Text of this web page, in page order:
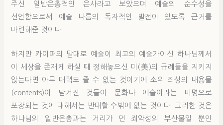
주신 일반은총적인 은사라고 보았으며 예술의 순수성을
선언함으로써 예술 나름의 독자적인 발전이 있도록 근거를
마련해준 것이다.
하지만 카이퍼의 말대로 예술이 최고의 예술가이신 하나님께서
이 세상을 존재케 하실 때 정해놓으신 미(美)의 규례들을 지키지
않는다면 아무 매력도 줄 수 없는 것이기에 소위 죄성의 내용물
(contents)이 담겨진 것들이 문화나 예술이라는 미명으로
포장되는 것에 대해서는 반대할 수밖에 없는 것이다. 그러한 것은
하나님의 일반은총과는 거리가 먼 죄악성의 부산물일 뿐인